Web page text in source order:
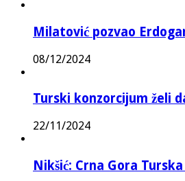
Milatović pozvao
08/12/2024
Turski konzorcijum želi
22/11/2024
Nikšić: Crna Gora Turska